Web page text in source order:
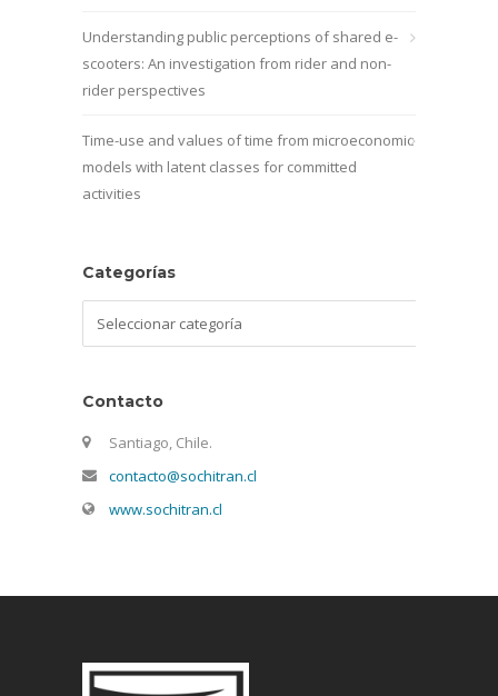
Understanding public perceptions of shared e-
scooters: An investigation from rider and non-
rider perspectives
Time-use and values of time from microeconomic
models with latent classes for committed
activities
Categorías
Contacto
Santiago, Chile.
contacto@sochitran.cl
www.sochitran.cl